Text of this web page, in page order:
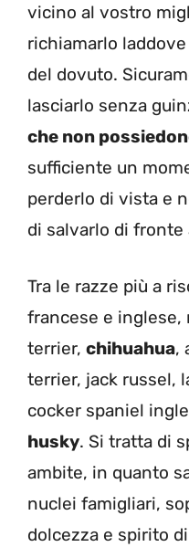
vicino al vostro
richiamarlo
del dovuto.
lasciarlo senza
che non
sufficiente un
perderlo di vista e
di salvarlo di
Tra le razze più a
francese e inglese,
terrier, chihuahua,
terrier, jack russel,
cocker spaniel
husky. Si tratta di
ambite, in quanto
nuclei famigliari,
dolcezza e spirito